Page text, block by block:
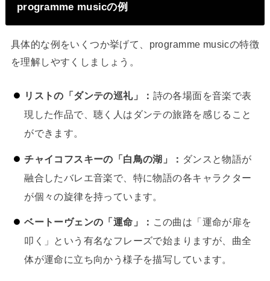
programme musicの例
具体的な例をいくつか挙げて、programme musicの特徴
を理解しやすくしましょう。
リストの「ダンテの巡礼」： 詩の各場面を音楽で表
現した作品で、聴く人はダンテの旅路を感じること
ができます。
チャイコフスキーの「白鳥の湖」： ダンスと物語が
融合したバレエ音楽で、特に物語の各キャラクター
が個々の旋律を持っています。
ベートーヴェンの「運命」： この曲は「運命が扉を
叩く」という有名なフレーズで始まりますが、曲全
体が運命に立ち向かう様子を描写しています。